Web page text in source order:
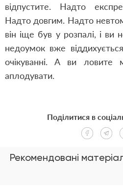
відпустите. Надто
Надто довгим. Надто
він іще був у розпалі, і ви
недоумок вже
очікуванні. А ви ловите
аплодувати.
Рекомендовані
Поділитися в